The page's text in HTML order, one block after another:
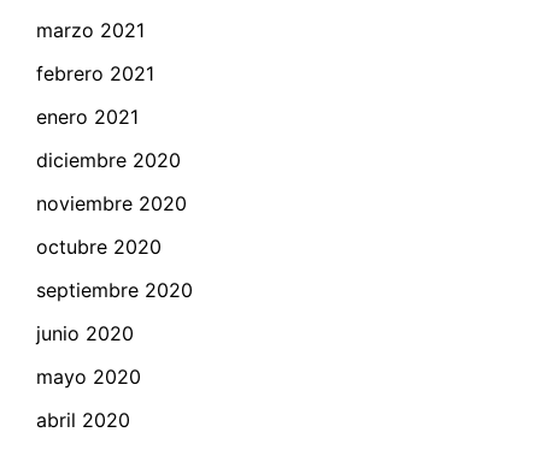
marzo 2021
febrero 2021
enero 2021
diciembre 2020
noviembre 2020
octubre 2020
septiembre 2020
junio 2020
mayo 2020
abril 2020